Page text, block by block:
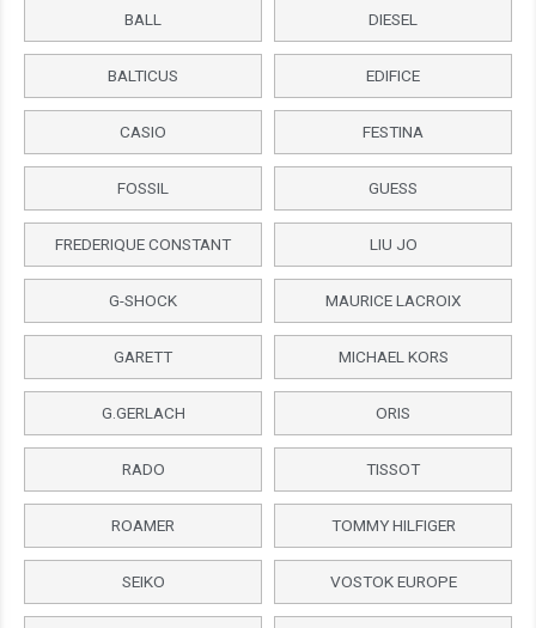
BALL
BALTICUS
CASIO
DIESEL
EDIFICE
FESTINA
FOSSIL
FREDERIQUE CONSTANT
G-SHOCK
GARETT
G.GERLACH
GUESS
LIU JO
MAURICE LACROIX
MICHAEL KORS
ORIS
RADO
ROAMER
SEIKO
TISSOT
TOMMY HILFIGER
VOSTOK EUROPE